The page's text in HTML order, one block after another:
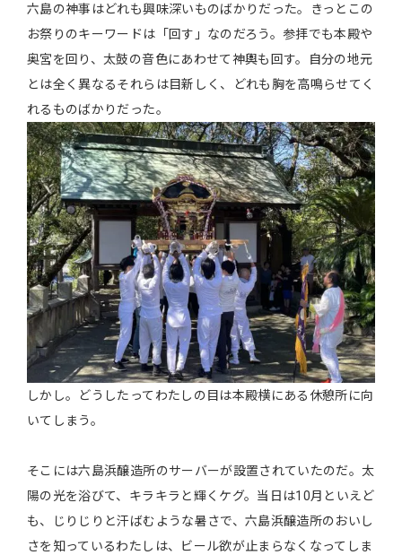
六島の神事はどれも興味深いものばかりだった。きっとこの
お祭りのキーワードは「回す」なのだろう。参拝でも本殿や
奥宮を回り、太鼓の音色にあわせて神輿も回す。自分の地元
とは全く異なるそれらは目新しく、どれも胸を高鳴らせてく
れるものばかりだった。
しかし。どうしたってわたしの目は本殿横にある休憩所に向
いてしまう。
そこには六島浜醸造所のサーバーが設置されていたのだ。太
陽の光を浴びて、キラキラと輝くケグ。当日は10月といえど
も、じりじりと汗ばむような暑さで、六島浜醸造所のおいし
さを知っているわたしは、ビール欲が止まらなくなってしま